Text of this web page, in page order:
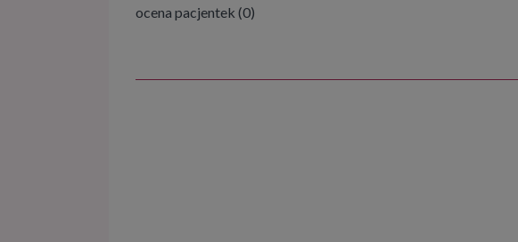
ocena pacjentek (0)